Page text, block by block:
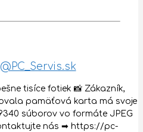
@PC_Servis.sk